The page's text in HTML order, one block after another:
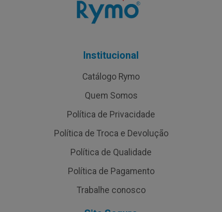
Institucional
Catálogo Rymo
Quem Somos
Política de Privacidade
Política de Troca e Devolução
Política de Qualidade
Política de Pagamento
Trabalhe conosco